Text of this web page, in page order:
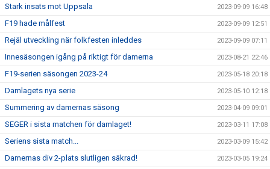
Stark insats mot Uppsala 2023-09-09 16:48
F19 hade målfest 2023-09-09 12:51
Rejäl utveckling när folkfesten inleddes 2023-09-09 07:11
Innesäsongen igång på riktigt för damerna 2023-08-21 22:46
F19-serien säsongen 2023-24 2023-05-18 20:18
Damlagets nya serie 2023-05-10 12:18
Summering av damernas säsong 2023-04-09 09:01
SEGER i sista matchen för damlaget! 2023-03-11 17:08
Seriens sista match... 2023-03-09 15:42
Damernas div 2-plats slutligen säkrad! 2023-03-05 19:24